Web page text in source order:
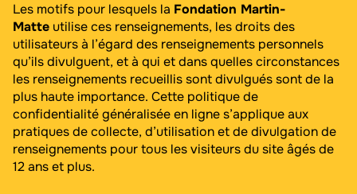
Les motifs pour lesquels la Fondation Martin-
Matte utilise ces renseignements, les droits des
utilisateurs à l’égard des renseignements personnels
qu’ils divulguent, et à qui et dans quelles circonstances
les renseignements recueillis sont divulgués sont de la
plus haute importance. Cette politique de
confidentialité généralisée en ligne s’applique aux
pratiques de collecte, d’utilisation et de divulgation de
renseignements pour tous les visiteurs du site âgés de
12 ans et plus.